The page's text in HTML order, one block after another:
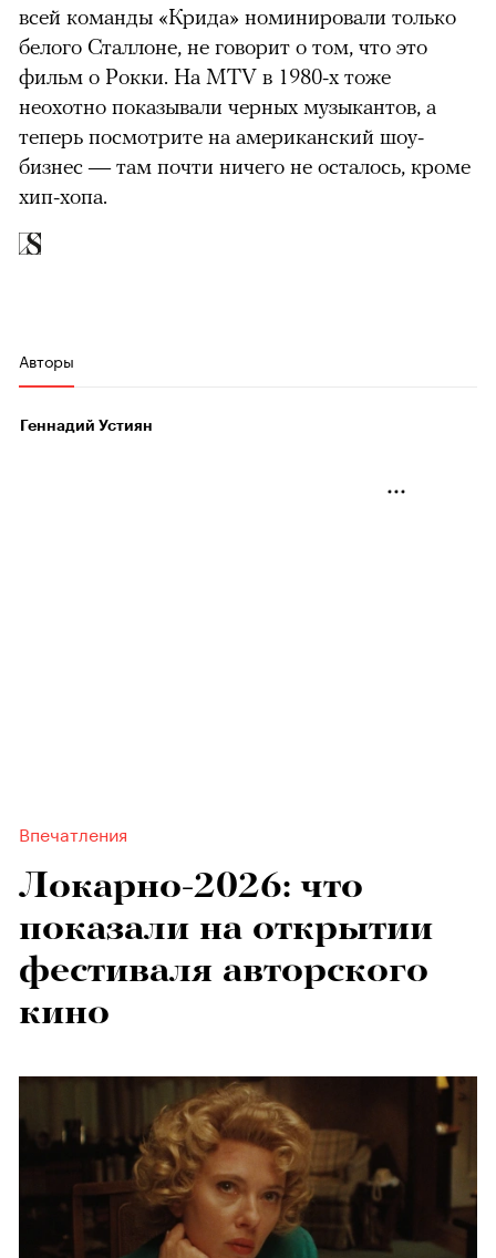
всей команды «Крида» номинировали только
белого Сталлоне, не говорит о том, что это
фильм о Рокки. На MTV в 1980-х тоже
неохотно показывали черных музыкантов, а
теперь посмотрите на американский шоу-
бизнес — там почти ничего не осталось, кроме
хип-хопа.
Авторы
Геннадий Устиян
Впечатления
Локарно-2026: что
показали на открытии
фестиваля авторского
кино